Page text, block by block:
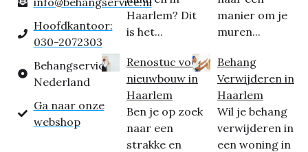
Hoofdkantoor:
030-2072303
Behangservice
Nederland
Ga naar onze
webshop
Haarlem? Dit
is het...
Renostuc voor
nieuwbouw in
Haarlem
Ben je op zoek
naar een
strakke en
manier om je
muren...
Behang
Verwijderen in
Haarlem
Wil je behang
verwijderen in
een woning in